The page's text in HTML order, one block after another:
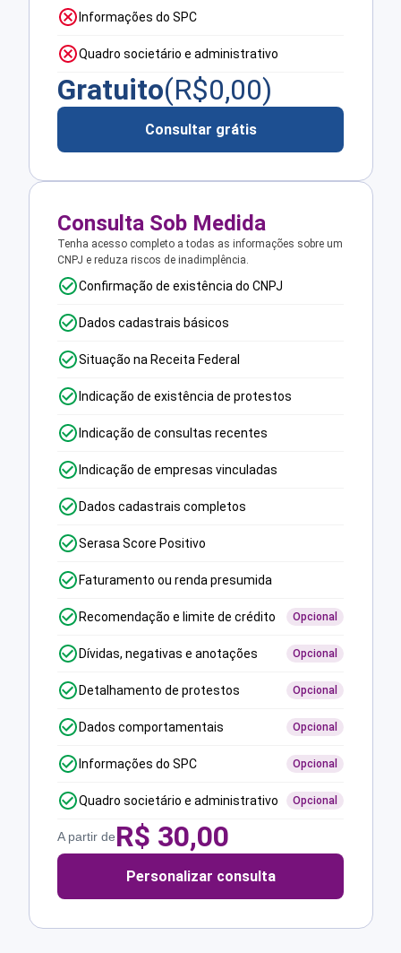
Informações do SPC
Quadro societário e administrativo
Gratuito(R$0,00)
Consultar grátis
Consulta Sob Medida
Tenha acesso completo a todas as informações sobre um
CNPJ e reduza riscos de inadimplência.
Confirmação de existência do CNPJ
Dados cadastrais básicos
Situação na Receita Federal
Indicação de existência de protestos
Indicação de consultas recentes
Indicação de empresas vinculadas
Dados cadastrais completos
Serasa Score Positivo
Faturamento ou renda presumida
Recomendação e limite de crédito Opcional
Dívidas, negativas e anotações Opcional
Detalhamento de protestos Opcional
Dados comportamentais Opcional
Informações do SPC Opcional
Quadro societário e administrativo Opcional
A partir deR$ 30,00
Personalizar consulta